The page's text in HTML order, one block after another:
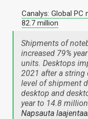
Canalys: Global PC
82.7 million
Shipments of
increased 79%
units. Desktops
2021 after a
level of shipment
desktop and
year to 14.8
Napsauta